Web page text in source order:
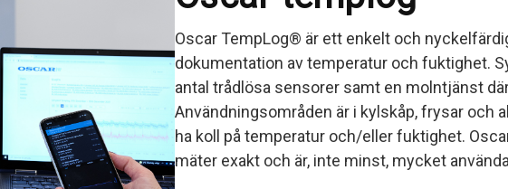
Oscar TempLog® är ett enkelt och
dokumentation av temperatur och fuktighet.
antal trådlösa sensorer samt en molntjänst
Användningsområden är i kylskåp, frysar och
ha koll på temperatur och/eller fuktighet.
mäter exakt och är, inte minst, mycket